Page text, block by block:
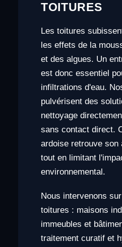
TOITURES
Les toitures
les effets de la
et des algues. Un
est donc essentiel
infiltrations d'eau.
pulvérisent des
nettoyage
sans contact direct.
ardoise retrouve son
tout en limitant
environnemental.
Nous intervenons
toitures : maisons
immeubles et
traitement curatif et